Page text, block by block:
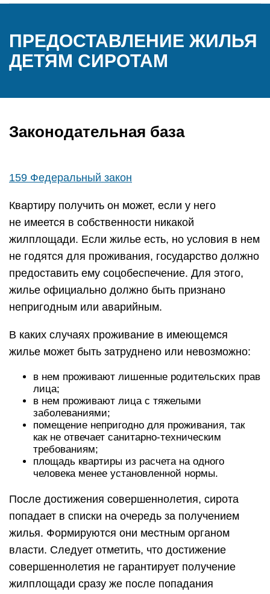
ПРЕДОСТАВЛЕНИЕ ЖИЛЬЯ
ДЕТЯМ СИРОТАМ
Законодательная база
159 Федеральный закон
Квартиру получить он может, если у него
не имеется в собственности никакой
жилплощади. Если жилье есть, но условия в нем
не годятся для проживания, государство должно
предоставить ему соцобеспечение. Для этого,
жилье официально должно быть признано
непригодным или аварийным.
В каких случаях проживание в имеющемся
жилье может быть затруднено или невозможно:
в нем проживают лишенные родительских прав
лица;
в нем проживают лица с тяжелыми
заболеваниями;
помещение непригодно для проживания, так
как не отвечает санитарно-техническим
требованиям;
площадь квартиры из расчета на одного
человека менее установленной нормы.
После достижения совершеннолетия, сирота
попадает в списки на очередь за получением
жилья. Формируются они местным органом
власти. Следует отметить, что достижение
совершеннолетия не гарантирует получение
жилплощади сразу же после попадания